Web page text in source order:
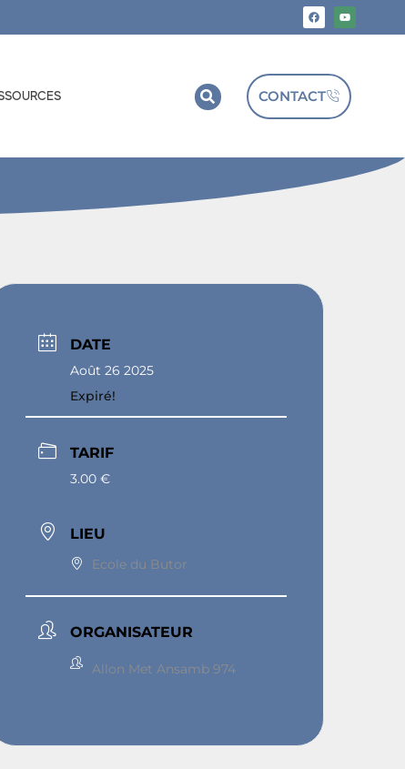
CONTACT
DATE
Août 26 2025
Expiré!
TARIF
3.00 €
LIEU
Ecole du Butor
ORGANISATEUR
Allon Met Ansamb 974